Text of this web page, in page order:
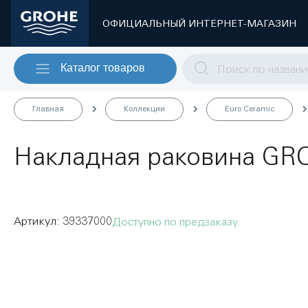
ОФИЦИАЛЬНЫЙ ИНТЕРНЕТ-МАГАЗИН
Каталог товаров
Главная Коллекции Euro Ceramic
Накладная раковина
Доступно по предзаказу
39337000